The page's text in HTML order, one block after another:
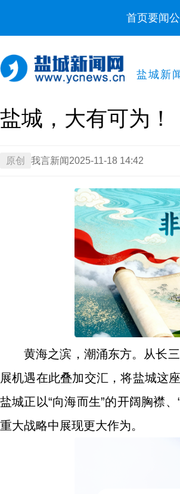
首页要闻
盐城新
盐城，大有可为！
原创 我言新闻 2025-11-18 14:42
黄海之滨，潮涌东方。从长
展机遇在此叠加交汇，将盐城这
盐城正以“向海而生”的开阔胸襟
重大战略中展现更大作为。